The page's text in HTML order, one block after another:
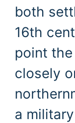
both
16th
point
closely
a